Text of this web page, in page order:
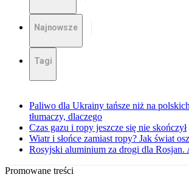
Najnowsze
Tagi
Paliwo dla Ukrainy tańsze niż na
tłumaczy, dlaczego
Czas gazu i ropy jeszcze się nie skończył
Wiatr i słońce zamiast ropy? Jak świat
Rosyjski aluminium za drogi dla Rosjan.
Promowane treści